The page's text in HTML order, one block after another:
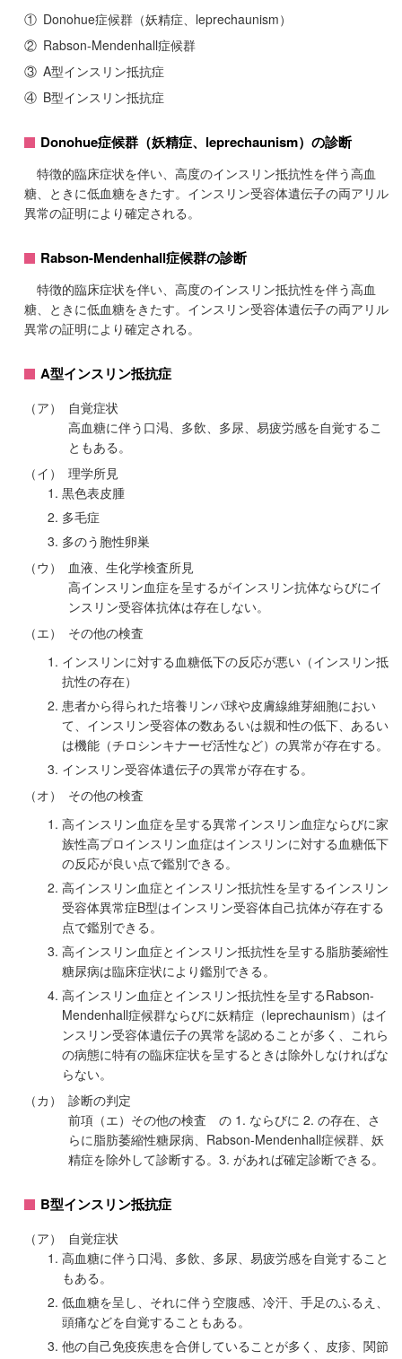
① Donohue症候群（妖精症、leprechaunism）
② Rabson-Mendenhall症候群
③ A型インスリン抵抗症
④ B型インスリン抵抗症
Donohue症候群（妖精症、leprechaunism）の診断
特徴的臨床症状を伴い、高度のインスリン抵抗性を伴う高血
糖、ときに低血糖をきたす。インスリン受容体遺伝子の両アリル
異常の証明により確定される。
Rabson-Mendenhall症候群の診断
特徴的臨床症状を伴い、高度のインスリン抵抗性を伴う高血
糖、ときに低血糖をきたす。インスリン受容体遺伝子の両アリル
異常の証明により確定される。
A型インスリン抵抗症
（ア）
自覚症状
高血糖に伴う口渇、多飲、多尿、易疲労感を自覚するこ
ともある。
（イ）
理学所見
黒色表皮腫
多毛症
多のう胞性卵巣
（ウ）
血液、生化学検査所見
高インスリン血症を呈するがインスリン抗体ならびにイ
ンスリン受容体抗体は存在しない。
（エ）
その他の検査
インスリンに対する血糖低下の反応が悪い（インスリン抵
抗性の存在）
患者から得られた培養リンパ球や皮膚線維芽細胞におい
て、インスリン受容体の数あるいは親和性の低下、あるい
は機能（チロシンキナーゼ活性など）の異常が存在する。
インスリン受容体遺伝子の異常が存在する。
（オ）
その他の検査
高インスリン血症を呈する異常インスリン血症ならびに家
族性高プロインスリン血症はインスリンに対する血糖低下
の反応が良い点で鑑別できる。
高インスリン血症とインスリン抵抗性を呈するインスリン
受容体異常症B型はインスリン受容体自己抗体が存在する
点で鑑別できる。
高インスリン血症とインスリン抵抗性を呈する脂肪萎縮性
糖尿病は臨床症状により鑑別できる。
高インスリン血症とインスリン抵抗性を呈するRabson-
Mendenhall症候群ならびに妖精症（leprechaunism）はイ
ンスリン受容体遺伝子の異常を認めることが多く、これら
の病態に特有の臨床症状を呈するときは除外しなければな
らない。
（カ）
診断の判定
前項（エ）その他の検査 の 1. ならびに 2. の存在、さ
らに脂肪萎縮性糖尿病、Rabson-Mendenhall症候群、妖
精症を除外して診断する。3. があれば確定診断できる。
B型インスリン抵抗症
（ア）
自覚症状
高血糖に伴う口渇、多飲、多尿、易疲労感を自覚すること
もある。
低血糖を呈し、それに伴う空腹感、冷汗、手足のふるえ、
頭痛などを自覚することもある。
他の自己免疫疾患を合併していることが多く、皮疹、関節